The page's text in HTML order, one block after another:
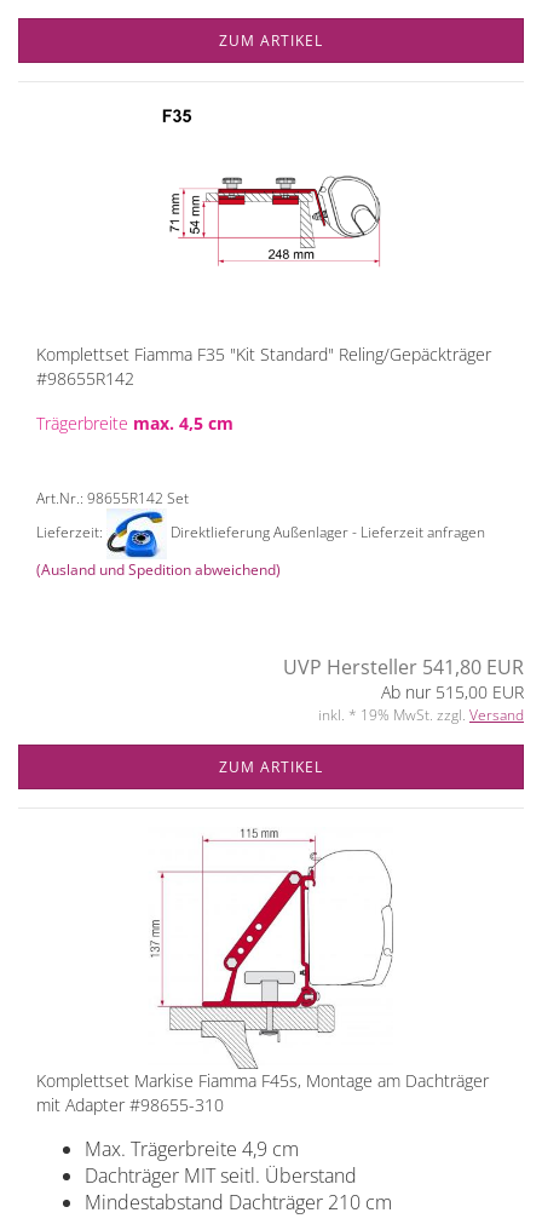
ZUM ARTIKEL
Komplettset Fiamma F35 "Kit Standard" Reling/Gepäckträger
#98655R142
Trägerbreite max. 4,5 cm
Art.Nr.: 98655R142 Set
Lieferzeit:
Direktlieferung Außenlager - Lieferzeit anfragen
(Ausland und Spedition abweichend)
UVP Hersteller 541,80 EUR
Ab nur 515,00 EUR
inkl. * 19% MwSt. zzgl. Versand
ZUM ARTIKEL
Komplettset Markise Fiamma F45s, Montage am Dachträger
mit Adapter #98655-310
Max. Trägerbreite 4,9 cm
Dachträger MIT seitl. Überstand
Mindestabstand Dachträger 210 cm